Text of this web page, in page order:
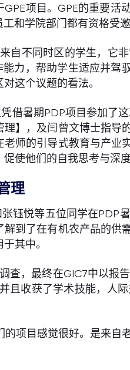
项目。GPE的重要
和学院部门都有资格受
自不同时区的学生，它
力，帮助学生适应并
这个议题的看法。
借暑期PDP项目参加了
】，及闫曾文博士指
师的引导式教育与产
使他们的自我思考与深度
理
钰悦等五位同学在PDP
到了在有机农产品的
其中。
查，最终在GIC7中以
且收获了学术技能，人
的项目感觉很好。是来